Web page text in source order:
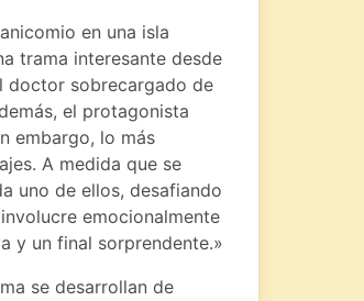
en una isla
trama interesante desde
doctor sobrecargado de
el protagonista
embargo, lo más
A medida que se
uno de ellos, desafiando
emocionalmente
y un final sorprendente.»
se desarrollan de